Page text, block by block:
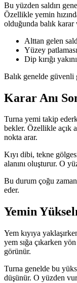
Bu yüzden saldırı
Özellikle yemin
olduğunda balık karar
Alttan gelen
Yüzey
Dip kırığı
Balık genelde güvenli
Karar Anı
Turna yemi takip
bekler. Özellikle açık
nokta arar.
Kıyı dibi, tekne
alanını oluşturur. O
Bu durum çoğu
eder.
Yemin
Yem kıyıya
yem sığa çıkarken
görünür.
Turna genelde bu
düşünür. O yüzden